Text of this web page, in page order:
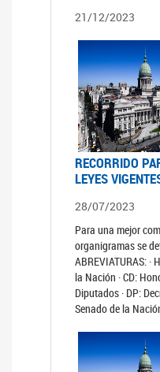
21/12/2023
RECORRIDO
LEYES
28/07/2023
Para una mejor
organigramas se
ABREVIATURAS: ·
la Nación · CD:
Diputados · DP:
Senado de la